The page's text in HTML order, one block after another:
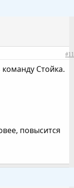
#11
Стойка.
повысится